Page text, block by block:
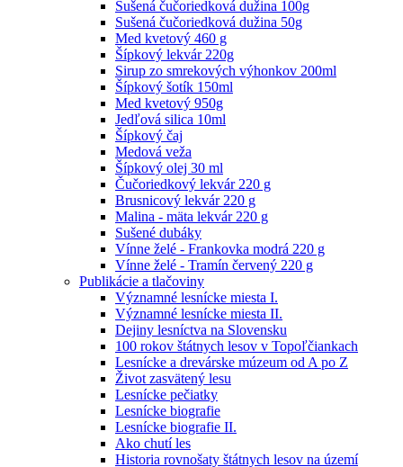
Sušená čučoriedková dužina 100g
Sušená čučoriedková dužina 50g
Med kvetový 460 g
Šípkový lekvár 220g
Sirup zo smrekových výhonkov 200ml
Šípkový šotík 150ml
Med kvetový 950g
Jedľová silica 10ml
Šípkový čaj
Medová veža
Šípkový olej 30 ml
Čučoriedkový lekvár 220 g
Brusnicový lekvár 220 g
Malina - mäta lekvár 220 g
Sušené dubáky
Vínne želé - Frankovka modrá 220 g
Vínne želé - Tramín červený 220 g
Publikácie a tlačoviny
Významné lesnícke miesta I.
Významné lesnícke miesta II.
Dejiny lesníctva na Slovensku
100 rokov štátnych lesov v Topoľčiankach
Lesnícke a drevárske múzeum od A po Z
Život zasvätený lesu
Lesnícke pečiatky
Lesnícke biografie
Lesnícke biografie II.
Ako chutí les
Historia rovnošaty štátnych lesov na území